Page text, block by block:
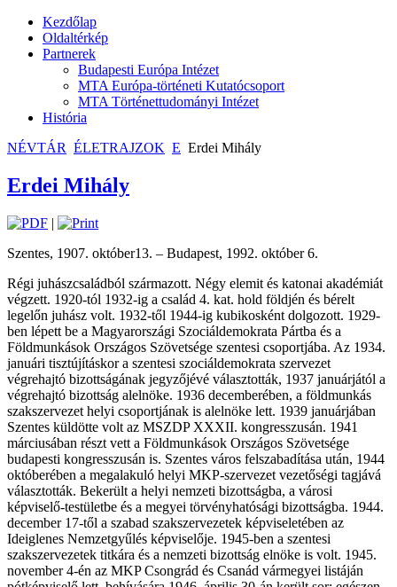
Kezdőlap
Oldaltérkép
Partnerek
Budapesti Európa Intézet
MTA Európa-történeti Kutatócsoport
MTA Történettudományi Intézet
História
NÉVTÁR ÉLETRAJZOK E Erdei Mihály
Erdei Mihály
|
Szentes, 1907. október13. – Budapest, 1992. október 6.
Régi juhászcsaládból származott. Négy elemit és katonai akadémiát
végzett. 1920-tól 1932-ig a család 4. kat. hold földjén és bérelt
legelőn juhász volt. 1932-től 1944-ig kubikosként dolgozott. 1929-
ben lépett be a Magyarországi Szociáldemokrata Pártba és a
Földmunkások Országos Szövetsége szentesi csoportjába. Az 1934.
januári tisztújításkor a szentesi szociáldemokrata szervezet
végrehajtó bizottságának jegyzőjévé választották, 1937 januárjától a
végrehajtó bizottság alelnöke. 1936 decemberében, a földmunkás
szakszervezet helyi csoportjának is alelnöke lett. 1939 januárjában
Szentes küldötte volt az MSZDP XXXII. kongresszusán. 1941
márciusában részt vett a Földmunkások Országos Szövetsége
budapesti kongresszusán is. Szentes város felszabadítása után, 1944
októberében a megalakuló helyi MKP-szervezet vezetőségi tagjává
választották. Bekerült a helyi nemzeti bizottságba, a városi
képviselő-testületbe és a megyei törvényhatósági bizottságba. 1944.
december 17-től a szabad szakszervezetek képviseletében az
Ideiglenes Nemzetgyűlés képviselője. 1945-ben a szentesi
szakszervezetek titkára és a nemzeti bizottság elnöke is volt. 1945.
november 4-én az MKP Csongrád és Csanád vármegyei listáján